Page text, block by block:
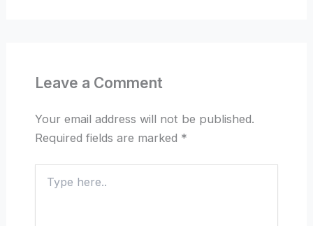
Leave a Comment
Your email address will not be published.
Required fields are marked *
here..